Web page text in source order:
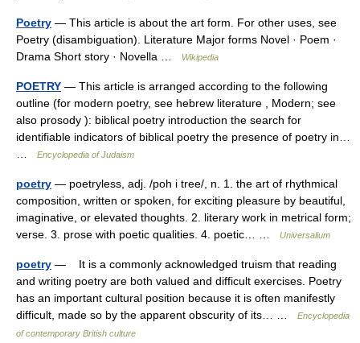
Poetry — This article is about the art form. For other uses, see
Poetry (disambiguation). Literature Major forms Novel · Poem ·
Drama Short story · Novella …
Wikipedia
POETRY — This article is arranged according to the following
outline (for modern poetry, see hebrew literature , Modern; see
also prosody ): biblical poetry introduction the search for
identifiable indicators of biblical poetry the presence of poetry in…
Encyclopedia of Judaism
poetry — poetryless, adj. /poh i tree/, n. 1. the art of rhythmical
composition, written or spoken, for exciting pleasure by beautiful,
imaginative, or elevated thoughts. 2. literary work in metrical form;
verse. 3. prose with poetic qualities. 4. poetic… …
Universalium
poetry — It is a commonly acknowledged truism that reading
and writing poetry are both valued and difficult exercises. Poetry
has an important cultural position because it is often manifestly
difficult, made so by the apparent obscurity of its… …
Encyclopedia
of contemporary British culture